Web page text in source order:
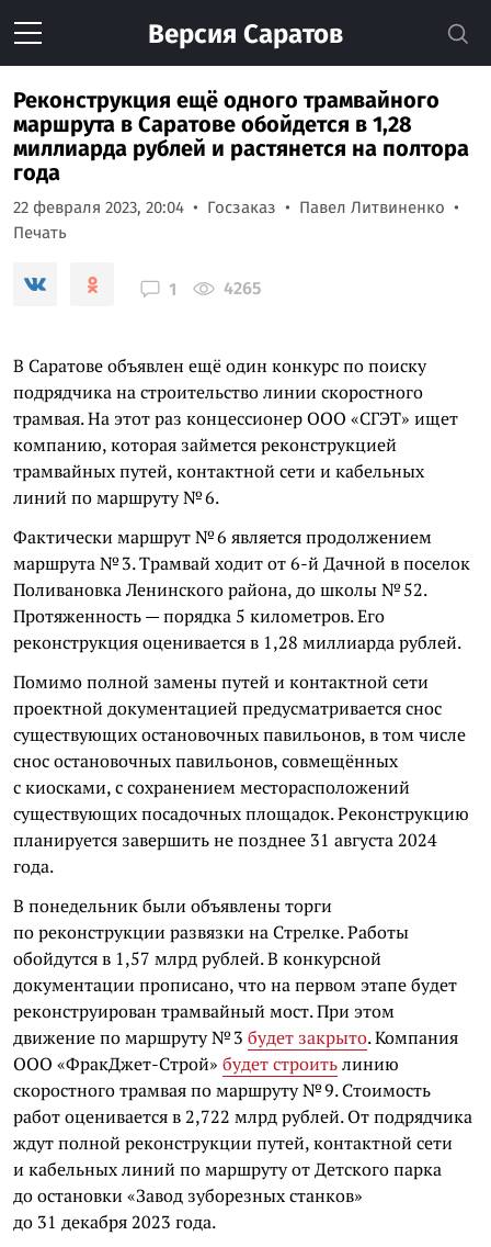
Версия Саратов
Реконструкция ещё одного трамвайного
маршрута в Саратове обойдется в 1,28
миллиарда рублей и растянется на полтора
года
22 февраля 2023, 20:04 Госзаказ
Павел Литвиненко
Печать
1 4265
В Саратове объявлен ещё один конкурс по поиску
подрядчика на строительство линии скоростного
трамвая. На этот раз концессионер ООО «СГЭТ» ищет
компанию, которая займется реконструкцией
трамвайных путей, контактной сети и кабельных
линий по маршруту № 6.
Фактически маршрут № 6 является продолжением
маршрута № 3. Трамвай ходит от 6-й Дачной в поселок
Поливановка Ленинского района, до школы № 52.
Протяженность — порядка 5 километров. Его
реконструкция оценивается в 1,28 миллиарда рублей.
Помимо полной замены путей и контактной сети
проектной документацией предусматривается снос
существующих остановочных павильонов, в том числе
снос остановочных павильонов, совмещённых
с киосками, с сохранением месторасположений
существующих посадочных площадок. Реконструкцию
планируется завершить не позднее 31 августа 2024
года.
В понедельник были объявлены торги
по реконструкции развязки на Стрелке. Работы
обойдутся в 1,57 млрд рублей. В конкурсной
документации прописано, что на первом этапе будет
реконструирован трамвайный мост. При этом
движение по маршруту № 3 будет закрыто. Компания
ООО «ФракДжет-Строй» будет строитьлинию
скоростного трамвая по маршруту № 9. Стоимость
работ оценивается в 2,722 млрд рублей. От подрядчика
ждут полной реконструкции путей, контактной сети
и кабельных линий по маршруту от Детского парка
до остановки «Завод зуборезных станков»
до 31 декабря 2023 года.